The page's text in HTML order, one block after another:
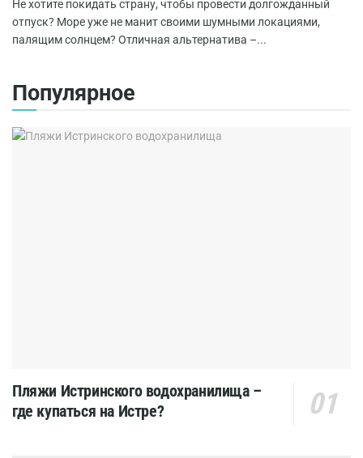
Не хотите покидать страну, чтобы провести долгожданный
отпуск? Море уже не манит своими шумными локациями,
палящим солнцем? Отличная альтернатива –...
Популярное
Пляжи Истринского водохранилища –
где купаться на Истре?